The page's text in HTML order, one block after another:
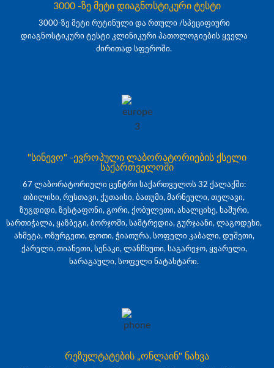
3000 -ზე მეტი დიაგნოსტიკური ტესტი
3000-ზე მეტი რუტინული და რთული /სპეციფიური
დიაგნოსტიკური ტესტი კლინიკური პათოლოგიების ყველა
ძირითად სფეროში.
"სინევო" -ევროპული ლაბორატორიების ქსელი
საქართველოში
67 ლაბორატორიული ცენტრი საქართველოს 32 ქალაქში:
თბილისი, რუსთავი, ქუთაისი, ბათუმი, მარნეული, თელავი,
ზუგდიდი, ზესტაფონი, გორი, ქობულეთი, ახალციხე, ხაშური,
სართიჭალა, ყაზბეგი, ბორჯომი, სამტრედია, გურჯაანი, ლაგოდეხი,
ახმეტა, ოზურგეთი, ფოთი, ჭიათურა, სოფელი კაბალი, დუშეთი,
ქარელი, თიანეთი, სენაკი, ლანჩხუთი, საგარეჯო, ყვარელი,
ხარაგაული, სოფელი ნატახტარი.
რეზულტატების „ონლაინ" ნახვა